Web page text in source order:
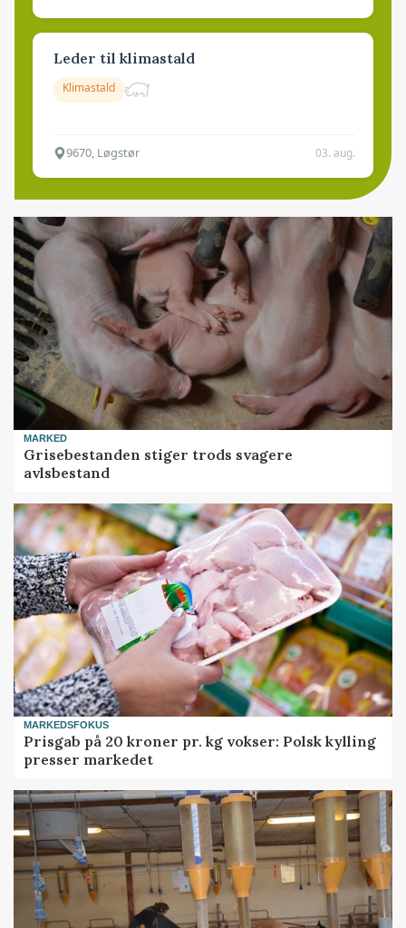
Leder til klimastald
Klimastald
9670, Løgstør 03. aug.
MARKED
Grisebestanden stiger trods svagere
avlsbestand
MARKEDSFOKUS
Prisgab på 20 kroner pr. kg vokser: Polsk kylling
presser markedet